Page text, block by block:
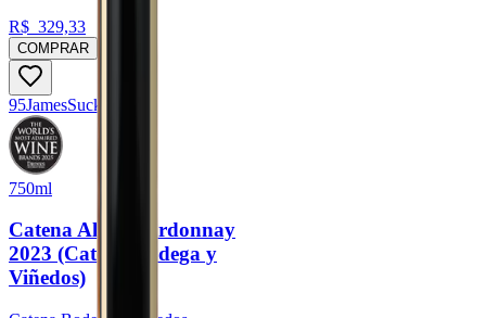
R$ 329,33
COMPRAR
95JamesSuckling
750ml
Catena Alta Chardonnay
2023 (Catena Bodega y
Viñedos)